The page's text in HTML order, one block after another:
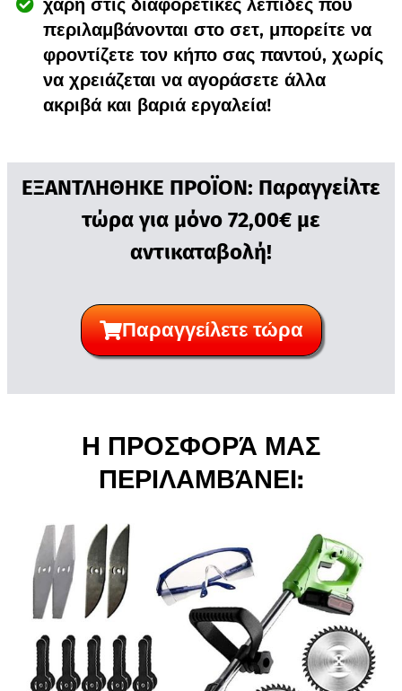
χάρη στις διαφορετικές λεπίδες που
περιλαμβάνονται στο σετ, μπορείτε να
φροντίζετε τον κήπο σας παντού, χωρίς
να χρειάζεται να αγοράσετε άλλα
ακριβά και βαριά εργαλεία!
ΕΞΑΝΤΛΗΘΗΚΕ ΠΡΟΪΟΝ: Παραγγείλτε
τώρα για μόνο 72,00€ με
αντικαταβολή!
Παραγγείλετε τώρα
Η ΠΡΟΣΦΟΡΆ ΜΑΣ
ΠΕΡΙΛΑΜΒΆΝΕΙ: